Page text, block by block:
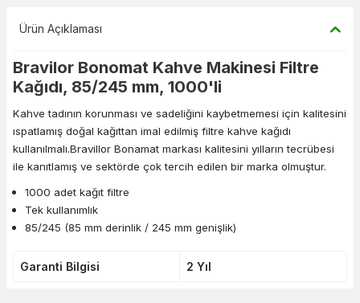
Ürün Açıklaması
Bravilor Bonomat Kahve Makinesi Filtre
Kağıdı, 85/245 mm, 1000'li
Kahve tadının korunması ve sadeliğini kaybetmemesi için kalitesini
ıspatlamış doğal kağıttan imal edilmiş filtre kahve kağıdı
kullanılmalı.Bravillor Bonamat markası kalitesini yılların tecrübesi
ile kanıtlamış ve sektörde çok tercih edilen bir marka olmuştur.
1000 adet kağıt filtre
Tek kullanımlık
85/245 (85 mm derinlik / 245 mm genişlik)
Garanti Bilgisi 2 Yıl